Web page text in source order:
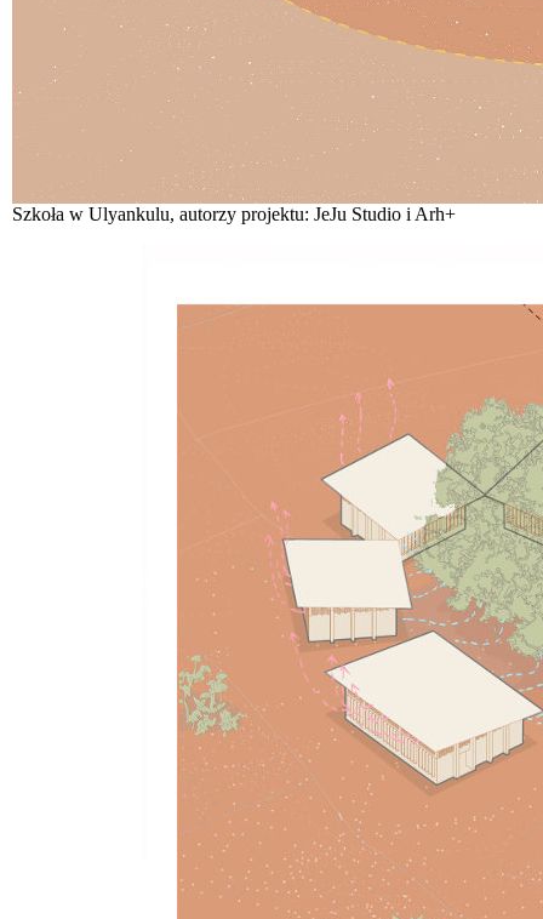
Szkoła w Ulyankulu, autorzy projektu: JeJu Studio i Arh+